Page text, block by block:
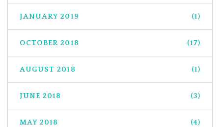
JANUARY 2019 (1)
OCTOBER 2018 (17)
AUGUST 2018 (1)
JUNE 2018 (3)
MAY 2018 (4)